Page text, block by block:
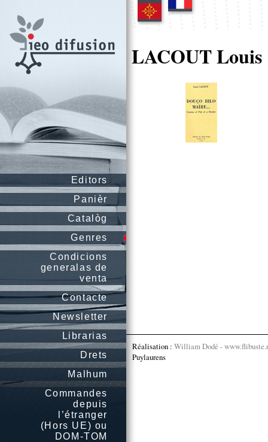
Editors
Panièr
Catalòg
Genres
Condicions
generalas de
venta
Contacte
Newsletter
Librarias
Drets
Malhum
Commandes
depuis
l’étranger
(Hors UE) ou
DOM-TOM
LACOUT Louis
Réalisation : William Dodé -
Puylaurens